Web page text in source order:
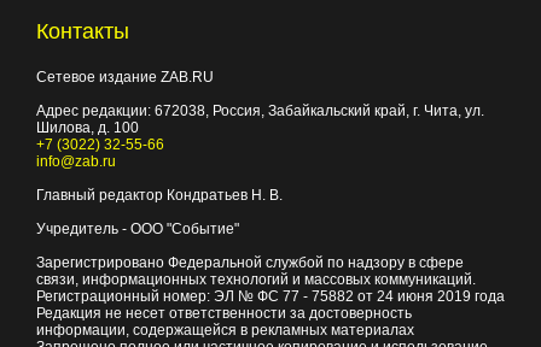
Контакты
Сетевое издание ZAB.RU
Адрес редакции: 672038, Россия, Забайкальский край, г. Чита, ул.
Шилова, д. 100
+7 (3022) 32-55-66
info@zab.ru
Главный редактор Кондратьев Н. В.
Учредитель - ООО "Событие"
Зарегистрировано Федеральной службой по надзору в сфере
связи, информационных технологий и массовых коммуникаций.
Регистрационный номер: ЭЛ № ФС 77 - 75882 от 24 июня 2019 года
Редакция не несет ответственности за достоверность
информации, содержащейся в рекламных материалах